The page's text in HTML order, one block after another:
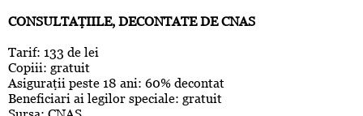
CONSULTAŢIILE, DECONTATE DE CNAS
Tarif: 133 de lei
Copiii: gratuit
Asiguraţii peste 18 ani: 60% decontat
Beneficiari ai legilor speciale: gratuit